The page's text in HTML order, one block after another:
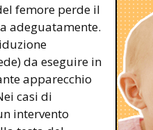
femore perde il
adeguatamente.
da eseguire in
apparecchio
casi di
intervento